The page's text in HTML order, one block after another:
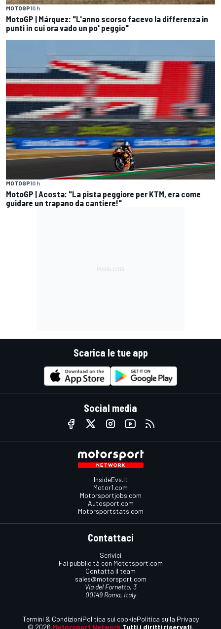
MOTOGP10 h
MotoGP | Márquez: "L'anno scorso facevo la differenza in
punti in cui ora vado un po' peggio"
MOTOGP10 h
MotoGP | Acosta: "La pista peggiore per KTM, era come
guidare un trapano da cantiere!"
Scarica le tue app
Social media
InsideEvs.it
Motor1.com
Motorsportjobs.com
Autosport.com
Motorsportstats.com
Contattaci
Scrivici
Fai pubblicità con Mototsport.com
Contatta il team
sales@motorsport.com
Via del Fornetto, 3
00149 Roma, Italy
© 2026 Motorsport Network Tutti i diritti riservati.
Termini & CondizioniPolitica sui cookiePolitica sulla Privacy